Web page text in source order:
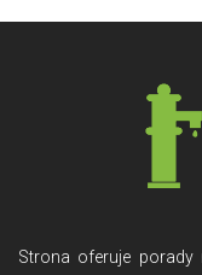
Strona oferuje